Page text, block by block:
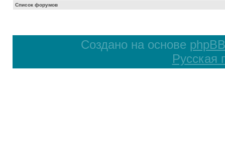
Список форумов
Создано на основе phpBB
Русская